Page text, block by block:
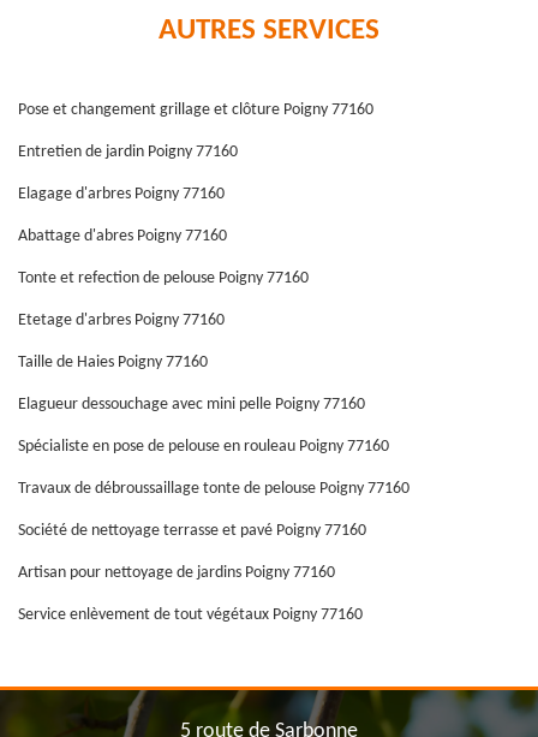
AUTRES SERVICES
Pose et changement grillage et clôture Poigny 77160
Entretien de jardin Poigny 77160
Elagage d'arbres Poigny 77160
Abattage d'abres Poigny 77160
Tonte et refection de pelouse Poigny 77160
Etetage d'arbres Poigny 77160
Taille de Haies Poigny 77160
Elagueur dessouchage avec mini pelle Poigny 77160
Spécialiste en pose de pelouse en rouleau Poigny 77160
Travaux de débroussaillage tonte de pelouse Poigny 77160
Société de nettoyage terrasse et pavé Poigny 77160
Artisan pour nettoyage de jardins Poigny 77160
Service enlèvement de tout végétaux Poigny 77160
5 route de Sarbonne